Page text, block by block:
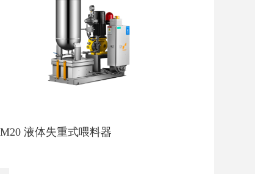
液体失重式喂料器